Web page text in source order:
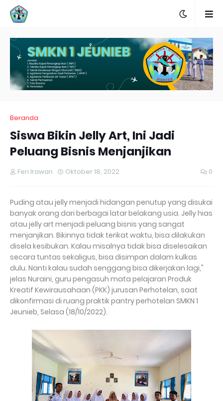
Beranda
Siswa Bikin Jelly Art, Ini Jadi
Peluang Bisnis Menjanjikan
Feri Irawan Oktober 18, 2022 0
Puding atau jelly menjadi hidangan penutup yang disukai
banyak orang dari berbagai latar belakang usia. Jelly hias
atau jelly art menjadi peluang bisnis yang sangat
menjanjikan. Bikinnya tidak terikat waktu, bisa dilakukan
disela kesibukan. Kalau misalnya tidak bisa diselesaikan
secara tuntas sekaligus, bisa disimpan dalam kulkas
dulu. Nanti kalau sudah senggang bisa dikerjakan lagi,"
jelas Nuraini, guru pengasuh mata pelajaran Produk
Kreatif Kewirausahaan (PKK) jurusan Perhotelan, saat
dikonfirmasi di ruang praktik pantry perhotelan SMKN 1
Jeunieb, Selasa (18/10/2022).